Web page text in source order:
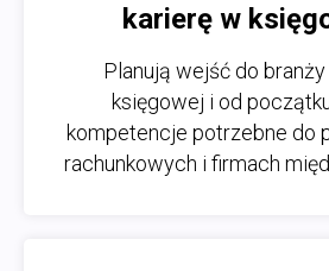
karierę w
Planują wejść do
księgowej i od
kompetencje potrzebne do
rachunkowych i firmach